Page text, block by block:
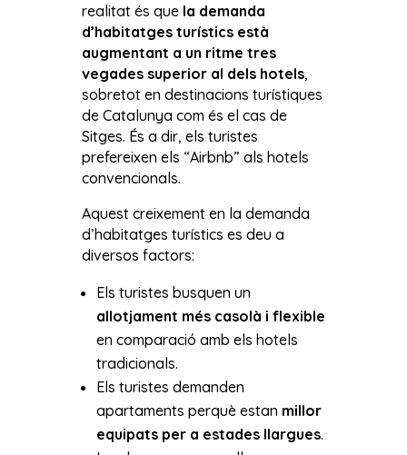
realitat és que la demanda
d’habitatges turístics està
augmentant a un ritme tres
vegades superior al dels hotels,
sobretot en destinacions turístiques
de Catalunya com és el cas de
Sitges. És a dir, els turistes
prefereixen els “Airbnb” als hotels
convencionals.
Aquest creixement en la demanda
d’habitatges turístics es deu a
diversos factors:
Els turistes busquen un
allotjament més casolà i flexible
en comparació amb els hotels
tradicionals.
Els turistes demanden
apartaments perquè estan millor
equipats per a estades llargues.